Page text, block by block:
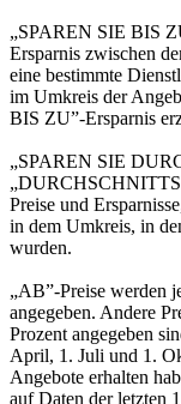
„SPAREN SIE BIS
Ersparnis zwischen
eine bestimmte
im Umkreis der
BIS ZU”-Ersparnis
„SPAREN SIE
Preise und
in dem Umkreis, in
wurden.
„AB”-Preise werden
angegeben. Andere
Prozent angegeben
April, 1. Juli und 1.
Angebote erhalten
auf Daten der letzten